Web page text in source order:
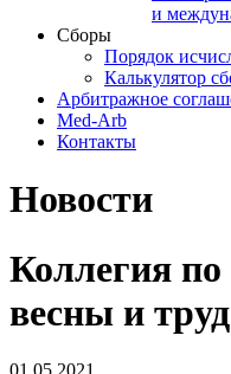
и
Сборы
Порядок
Калькулятор
Арбитражное
Med-Arb
Контакты
Новости
Коллегия
весны и